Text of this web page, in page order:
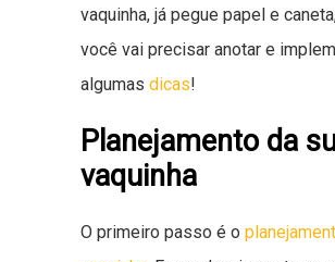
vaquinha, já pegue papel e
você vai precisar anotar e
algumas dicas!
Planejamento da
vaquinha
O primeiro passo é o